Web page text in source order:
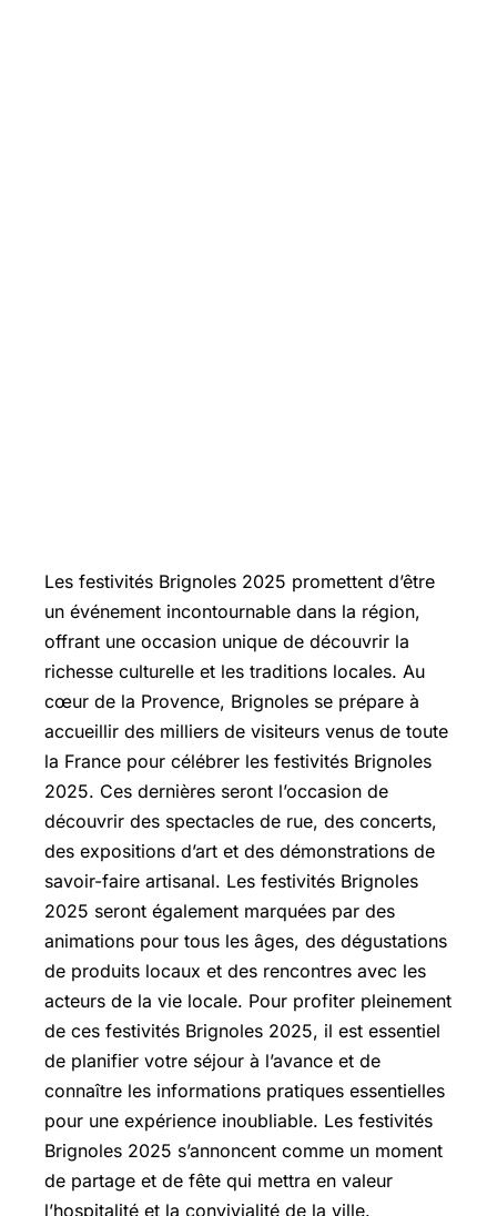
Les festivités Brignoles 2025 promettent d’être
un événement incontournable dans la région,
offrant une occasion unique de découvrir la
richesse culturelle et les traditions locales. Au
cœur de la Provence, Brignoles se prépare à
accueillir des milliers de visiteurs venus de toute
la France pour célébrer les festivités Brignoles
2025. Ces dernières seront l’occasion de
découvrir des spectacles de rue, des concerts,
des expositions d’art et des démonstrations de
savoir-faire artisanal. Les festivités Brignoles
2025 seront également marquées par des
animations pour tous les âges, des dégustations
de produits locaux et des rencontres avec les
acteurs de la vie locale. Pour profiter pleinement
de ces festivités Brignoles 2025, il est essentiel
de planifier votre séjour à l’avance et de
connaître les informations pratiques essentielles
pour une expérience inoubliable. Les festivités
Brignoles 2025 s’annoncent comme un moment
de partage et de fête qui mettra en valeur
l’hospitalité et la convivialité de la ville.